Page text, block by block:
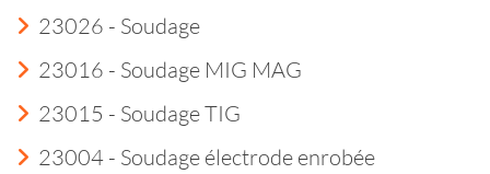
23026 - Soudage
23016 - Soudage MIG MAG
23015 - Soudage TIG
23004 - Soudage électrode enrobée